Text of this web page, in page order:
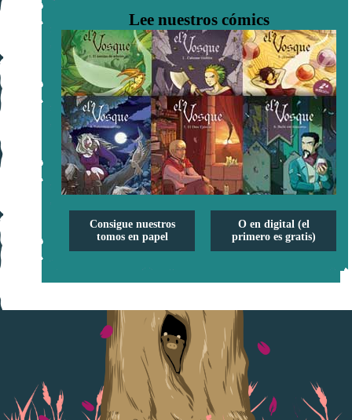
Lee nuestros cómics
Consigue nuestros
tomos en papel
O en digital (el
primero es gratis)